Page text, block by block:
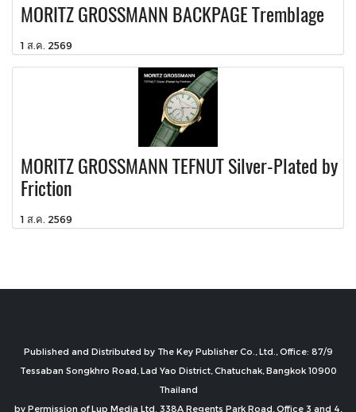
MORITZ GROSSMANN BACKPAGE Tremblage
1 ส.ค. 2569
MORITZ GROSSMANN TEFNUT Silver-Plated by
Friction
1 ส.ค. 2569
Published and Distributed by The Key Publisher Co., Ltd., Office: 87/9
Tessaban Songkhro Road, Lad Yao District, Chatuchak, Bangkok 10900
Thailand
by Permission of Lup Media Ltd. 338A Regents Park Road, Office 3 and 4,